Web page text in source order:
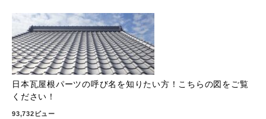
日本瓦屋根パーツの呼び名を知りたい方！こちらの図をご覧
ください！
93,732ビュー